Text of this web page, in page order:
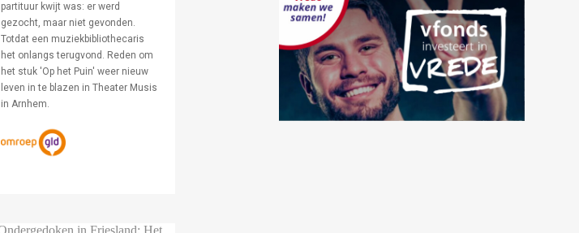
partituur kwijt was: er werd
gezocht, maar niet gevonden.
Totdat een muziekbibliothecaris
het onlangs terugvond. Reden om
het stuk 'Op het Puin' weer nieuw
leven in te blazen in Theater Musis
in Arnhem.